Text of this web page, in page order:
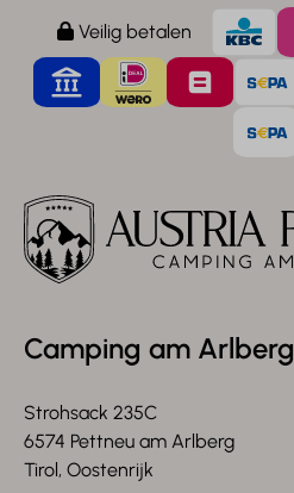
Veilig betalen
Camping am Arlberg
Strohsack 235C
6574 Pettneu am Arlberg
Tirol, Oostenrijk